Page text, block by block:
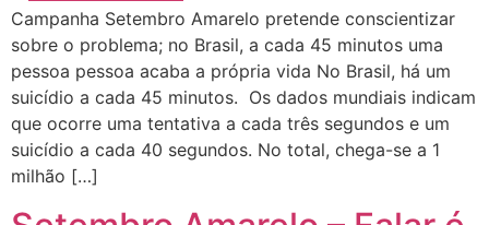
Campanha Setembro Amarelo pretende conscientizar
sobre o problema; no Brasil, a cada 45 minutos uma
pessoa pessoa acaba a própria vida No Brasil, há um
suicídio a cada 45 minutos. Os dados mundiais indicam
que ocorre uma tentativa a cada três segundos e um
suicídio a cada 40 segundos. No total, chega-se a 1
milhão […]